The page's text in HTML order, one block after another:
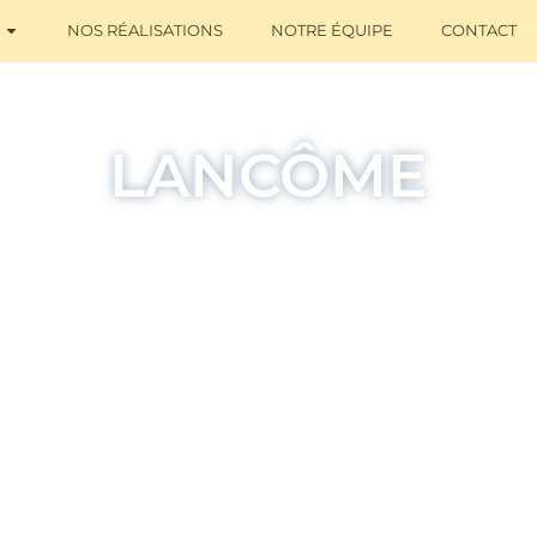
NOS RÉALISATIONS NOTRE ÉQUIPE CONTACT
LANCÔME